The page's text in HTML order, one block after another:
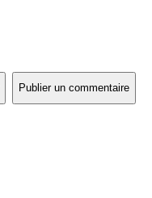
Publier un commentaire